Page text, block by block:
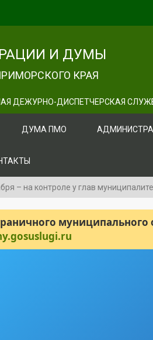
И ДУМЫ
КРАЯ
ДЕЖУРНО-ДИСПЕТЧЕРСКАЯ
ДУМА ПМО
– на контроле у глав
муниципального